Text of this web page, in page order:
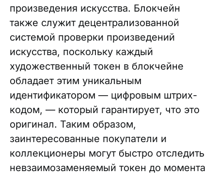
произведения искусства. Блокчейн
также служит децентрализованной
системой проверки произведений
искусства, поскольку каждый
художественный токен в блокчейне
обладает этим уникальным
идентификатором — цифровым штрих-
кодом, — который гарантирует, что это
оригинал. Таким образом,
заинтересованные покупатели и
коллекционеры могут быстро отследить
невзаимозаменяемый токен до момента